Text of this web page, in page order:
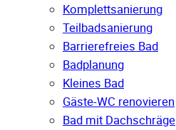
Komplettsanierung
Teilbadsanierung
Barrierefreies Bad
Badplanung
Kleines Bad
Gäste-WC renovieren
Bad mit Dachschräge